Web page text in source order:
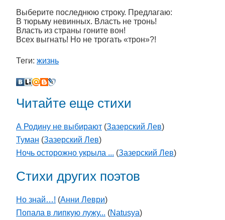
Выберите последнюю строку. Предлагаю:
В тюрьму невинных. Власть не тронь!
Власть из страны гоните вон!
Всех выгнать! Но не трогать «трон»?!
Теги: жизнь
Читайте еще стихи
А Родину не выбирают (Зазерский Лев)
Туман (Зазерский Лев)
Ночь осторожно укрыла ... (Зазерский Лев)
Стихи других поэтов
Но знай…! (Анни Леври)
Попала в липкую лужу... (Natusya)